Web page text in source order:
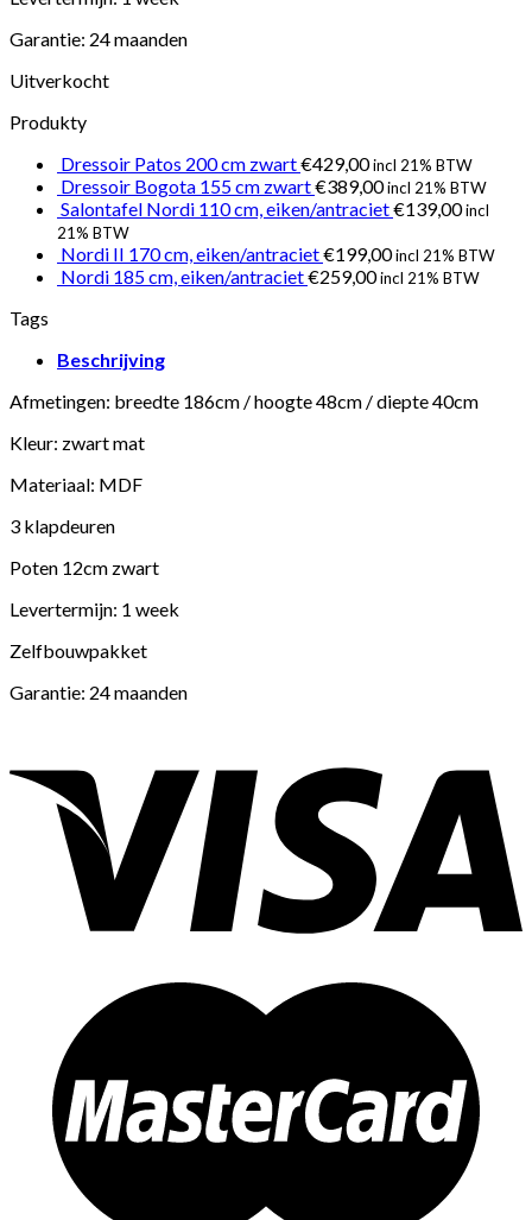
Garantie: 24 maanden
Uitverkocht
Produkty
Dressoir Patos 200 cm zwart€429,00incl 21% BTW
Dressoir Bogota 155 cm zwart€389,00incl 21% BTW
Salontafel Nordi 110 cm, eiken/antraciet€139,00incl
21% BTW
Nordi II 170 cm, eiken/antraciet€199,00incl 21% BTW
Nordi 185 cm, eiken/antraciet€259,00incl 21% BTW
Tags
Beschrijving
Afmetingen: breedte 186cm / hoogte 48cm / diepte 40cm
Kleur: zwart mat
Materiaal: MDF
3 klapdeuren
Poten 12cm zwart
Levertermijn: 1 week
Zelfbouwpakket
Garantie: 24 maanden